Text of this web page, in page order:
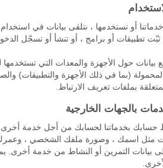
أو تستخدمها ، نتلقى بيانات في
تطبيقات أو برامج ، أو تنشأ أو تسجّل
(بما في ذلك الأجهزة والتطبيقات)
بملفات تعريف الارتباط.
بالجهات الخارجية
مثل اسمك ، وصورة ملفك الشخصي ، وعمرك ،
بيانات التمرين أو النشاط من خدمة أخرى.